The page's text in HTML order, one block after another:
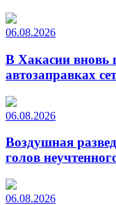
06.08.2026
В Хакасии вновь
автозаправках
06.08.2026
Воздушная
голов
06.08.2026